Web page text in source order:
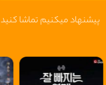
قسمت 25
پیشنهاد میکنیم تماشا کنید